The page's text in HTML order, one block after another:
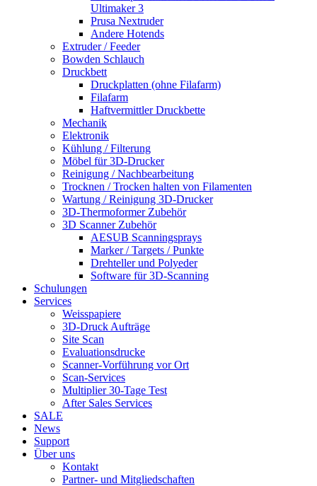
Ultimaker 3
Prusa Nextruder
Andere Hotends
Extruder / Feeder
Bowden Schlauch
Druckbett
Druckplatten (ohne Filafarm)
Filafarm
Haftvermittler Druckbette
Mechanik
Elektronik
Kühlung / Filterung
Möbel für 3D-Drucker
Reinigung / Nachbearbeitung
Trocknen / Trocken halten von Filamenten
Wartung / Reinigung 3D-Drucker
3D-Thermoformer Zubehör
3D Scanner Zubehör
AESUB Scanningsprays
Marker / Targets / Punkte
Drehteller und Polyeder
Software für 3D-Scanning
Schulungen
Services
Weisspapiere
3D-Druck Aufträge
Site Scan
Evaluationsdrucke
Scanner-Vorführung vor Ort
Scan-Services
Multiplier 30-Tage Test
After Sales Services
SALE
News
Support
Über uns
Kontakt
Partner- und Mitgliedschaften